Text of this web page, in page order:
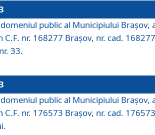
public al Municipiului Braşov,
nr. 168277 Brașov, nr. cad.
33.
public al Municipiului Braşov,
nr. 176573 Brașov, nr. cad.